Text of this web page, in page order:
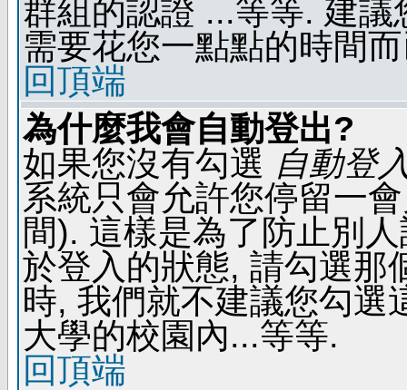
群組的認證 ...等等. 建
需要花您一點點的時間
回頂端
為什麼我會自動登出?
如果您沒有勾選 自動登
系統只會允許您停留一
間). 這樣是為了防止別
於登入的狀態, 請勾選那
時, 我們就不建議您勾選
大學的校園內...等等.
回頂端